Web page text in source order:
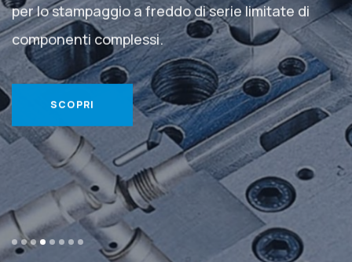
per lo stampaggio a freddo di serielimitate di
componenti complessi.
SCOPRI